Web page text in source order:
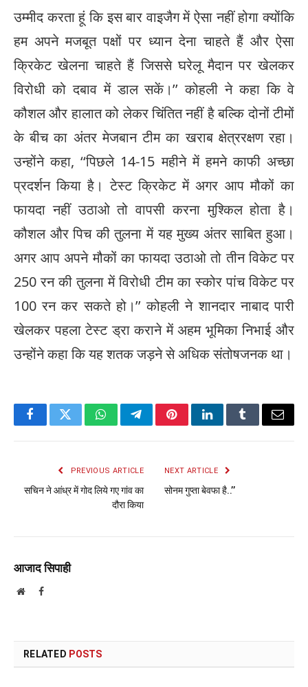
उम्मीद करता हूं कि इस बार वाइजैग में ऐसा नहीं होगा क्योंकि
हम अपने मजबूत पक्षों पर ध्यान देना चाहते हैं और ऐसा
क्रिकेट खेलना चाहते हैं जिससे घरेलू मैदान पर खेलकर
विरोधी को दबाव में डाल सकें।’’ कोहली ने कहा कि वे
कौशल और हालात को लेकर चिंतित नहीं है बल्कि दोनों टीमों
के बीच का अंतर मेजबान टीम का खराब क्षेत्ररक्षण रहा।
उन्होंने कहा, ‘‘पिछले 14-15 महीने में हमने काफी अच्छा
प्रदर्शन किया है। टेस्ट क्रिकेट में अगर आप मौकों का
फायदा नहीं उठाओ तो वापसी करना मुश्किल होता है।
कौशल और पिच की तुलना में यह मुख्य अंतर साबित हुआ।
अगर आप अपने मौकों का फायदा उठाओ तो तीन विकेट पर
250 रन की तुलना में विरोधी टीम का स्कोर पांच विकेट पर
100 रन कर सकते हो।’’ कोहली ने शानदार नाबाद पारी
खेलकर पहला टेस्ट ड्रा कराने में अहम भूमिका निभाई और
उन्होंने कहा कि यह शतक जड़ने से अधिक संतोषजनक था।
FacebookTwitterWhatsAppTelegramPinterestLinkedInTumblrEmail
PREVIOUS ARTICLE
सचिन ने आंध्र में गोद लिये गए गांव का
दौरा किया
NEXT ARTICLE
सोनम गुप्ता बेवफा है..’’
आजाद सिपाही
WebsiteFacebook
RELATED POSTS